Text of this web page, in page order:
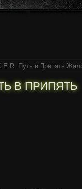
Путь в Припять
В ПРИПЯТЬ